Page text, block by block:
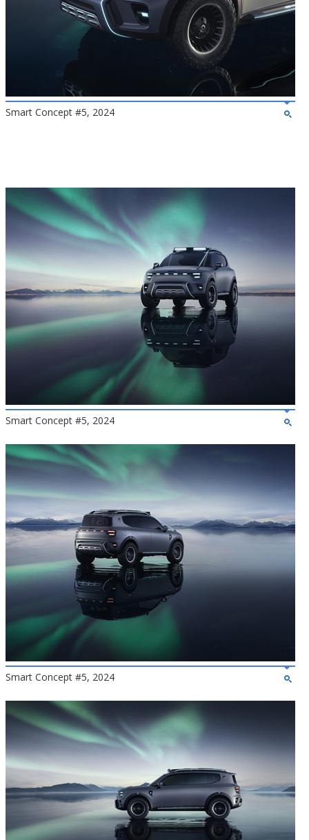
Smart Concept #5, 2024
Smart Concept #5, 2024
Smart Concept #5, 2024